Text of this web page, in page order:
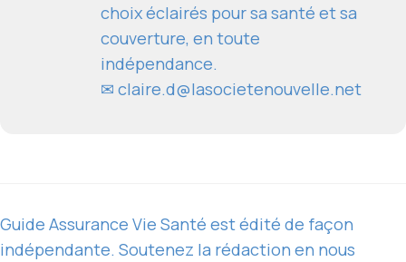
choix éclairés pour sa santé et sa
couverture, en toute
indépendance.
✉ claire.d@lasocietenouvelle.net
Guide Assurance Vie Santé est édité de façon
indépendante. Soutenez la rédaction en nous